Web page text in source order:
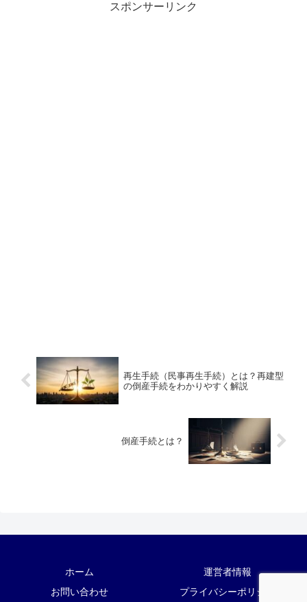
スポンサーリンク
再生手続（民事再生手続）とは？再建型
の倒産手続をわかりやすく解説
倒産手続とは？
ホーム
運営者情報
お問い合わせ
プライバシーポリシー